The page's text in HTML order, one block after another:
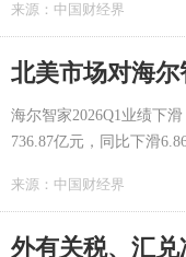
来源： 中国财经界
北美市场对海
海尔智家2026Q1业绩下
736.87亿元，同比下滑
来源： 中国财经界
外有关税、汇